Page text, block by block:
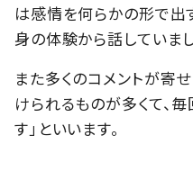
は感情を何らかの形で出
身の体験から話していまし
また多くのコメントが寄
けられるものが多くて、
す」といいます。